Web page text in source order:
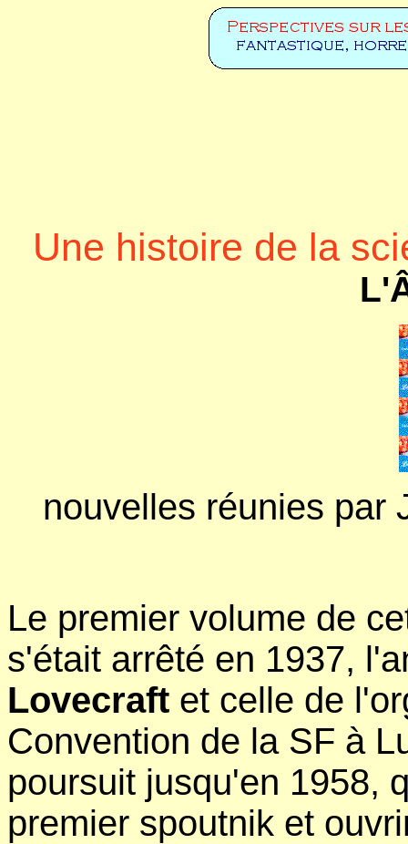
Une histoire de la
nouvelles réunies par
Le premier volume de
s'était arrêté en 1937,
Lovecraft et celle de
Convention de la SF à
poursuit jusqu'en 1958,
premier spoutnik et